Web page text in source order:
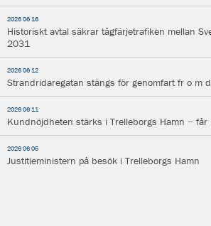
2026 06 16
Historiskt avtal säkrar tågfärjetrafiken mellan
2031
2026 06 12
Strandridaregatan stängs för genomfart fr o m
2026 06 11
Kundnöjdheten stärks i Trelleborgs Hamn −
2026 06 05
Justitieministern på besök i Trelleborgs Hamn